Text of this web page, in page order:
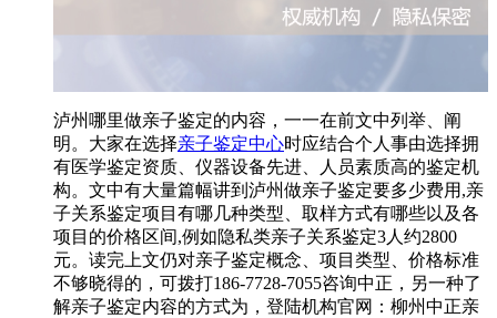
泸州哪里做亲子鉴定的内容，一一在前文中列举、阐
明。大家在选择亲子鉴定中心时应结合个人事由选择拥
有医学鉴定资质、仪器设备先进、人员素质高的鉴定机
构。文中有大量篇幅讲到泸州做亲子鉴定要多少费用,亲
子关系鉴定项目有哪几种类型、取样方式有哪些以及各
项目的价格区间,例如隐私类亲子关系鉴定3人约2800
元。读完上文仍对亲子鉴定概念、项目类型、价格标准
不够晓得的，可拨打186-7728-7055咨询中正，另一种了
解亲子鉴定内容的方式为，登陆机构官网：柳州中正亲